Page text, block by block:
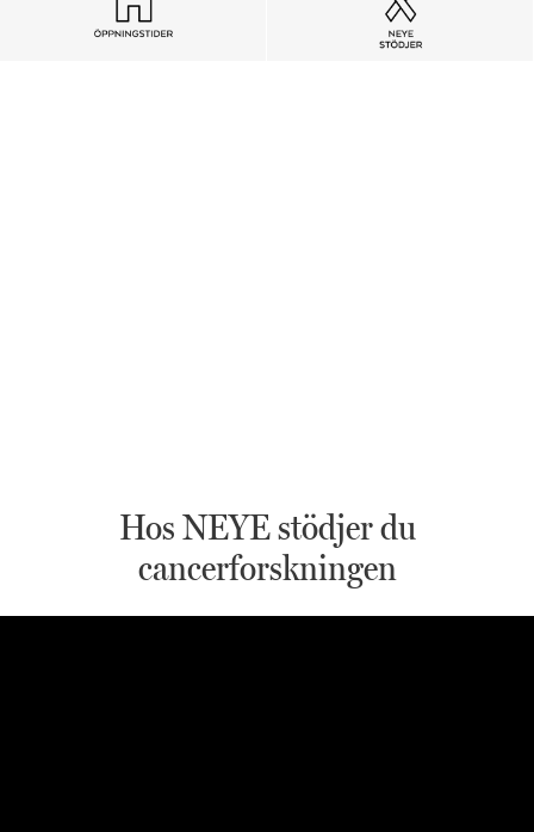
Hos NEYE stödjer du
cancerforskningen